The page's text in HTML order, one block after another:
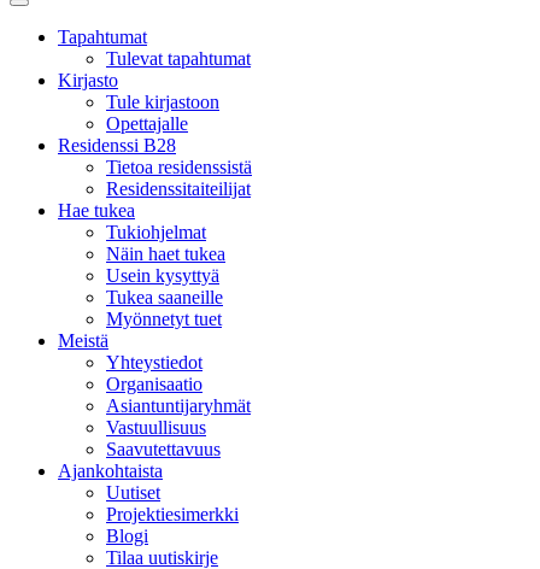
Sulje
päävalikkoTapahtumat
Tulevat tapahtumat
Kirjasto
Tule kirjastoon
Opettajalle
Residenssi B28
Tietoa residenssistä
Residenssitaiteilijat
Hae tukea
Tukiohjelmat
Näin haet tukea
Usein kysyttyä
Tukea saaneille
Myönnetyt tuet
Meistä
Yhteystiedot
Organisaatio
Asiantuntijaryhmät
Vastuullisuus
Saavutettavuus
Ajankohtaista
Uutiset
Projektiesimerkki
Blogi
Tilaa uutiskirje